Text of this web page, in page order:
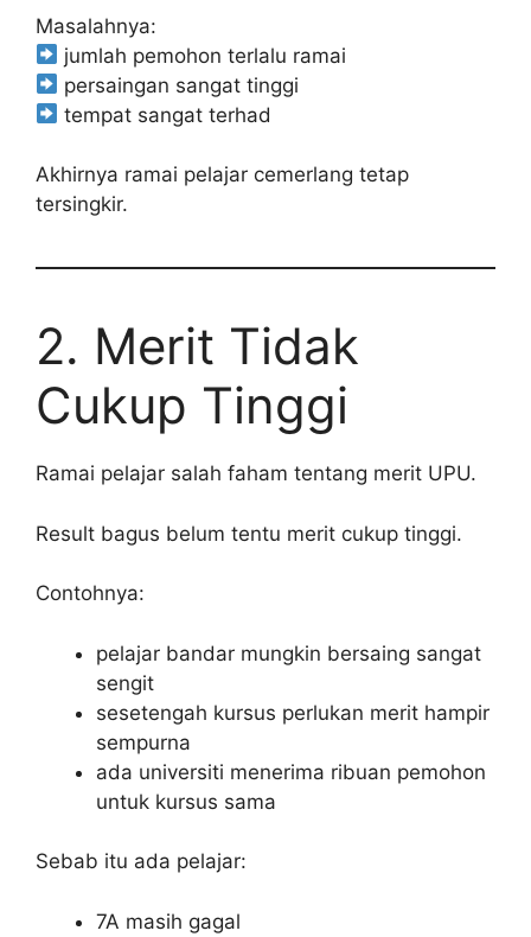
Masalahnya:
jumlah pemohon terlalu ramai
persaingan sangat tinggi
tempat sangat terhad
Akhirnya ramai pelajar cemerlang tetap
tersingkir.
2. Merit Tidak
Cukup Tinggi
Ramai pelajar salah faham tentang merit UPU.
Result bagus belum tentu merit cukup tinggi.
Contohnya:
pelajar bandar mungkin bersaing sangat
sengit
sesetengah kursus perlukan merit hampir
sempurna
ada universiti menerima ribuan pemohon
untuk kursus sama
Sebab itu ada pelajar:
7A masih gagal